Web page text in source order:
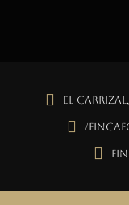
El
/